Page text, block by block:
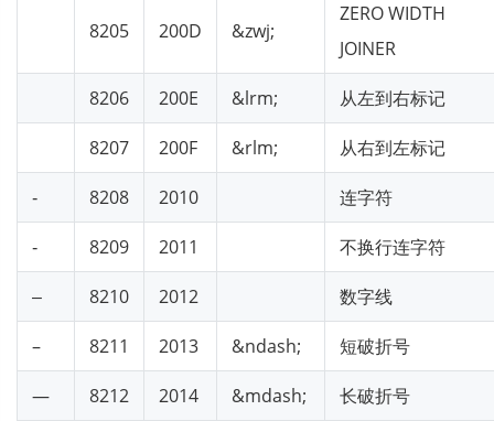
8205 200D &zwj;
ZERO WIDTH
JOINER
8206 200E &lrm; 从左到右标记
8207 200F &rlm; 从右到左标记
‐ 8208 2010 连字符
‑ 8209 2011 不换行连字符
‒ 8210 2012 数字线
– 8211 2013 &ndash; 短破折号
— 8212 2014 &mdash; 长破折号